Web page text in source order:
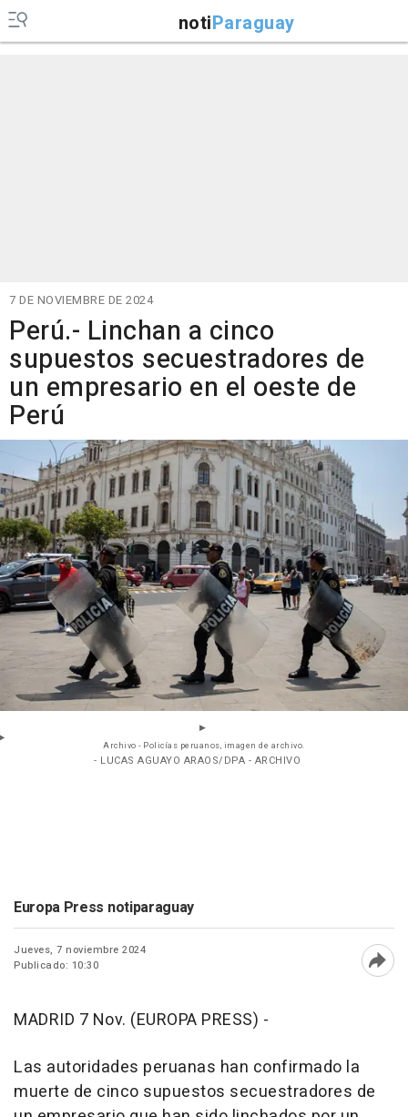
notiParaguay
7 DE NOVIEMBRE DE 2024
Perú.- Linchan a cinco
supuestos secuestradores de
un empresario en el oeste de
Perú
Archivo - Policías peruanos, imagen de archivo.
- LUCAS AGUAYO ARAOS/DPA - ARCHIVO
Europa Press notiparaguay
Jueves, 7 noviembre 2024
Publicado: 10:30
MADRID 7 Nov. (EUROPA PRESS) -
Las autoridades peruanas han confirmado la
muerte de cinco supuestos secuestradores de